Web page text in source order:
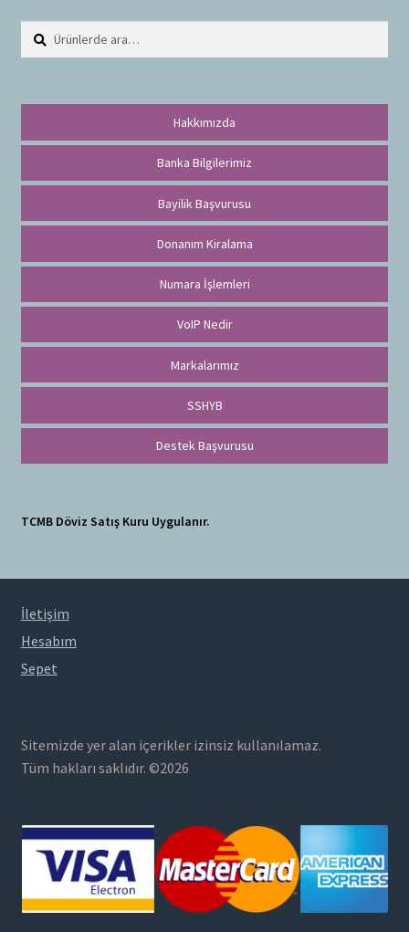
Ara:
Hakkımızda
Banka Bilgilerimiz
Bayilik Başvurusu
Donanım Kiralama
Numara İşlemleri
VoIP Nedir
Markalarımız
SSHYB
Destek Başvurusu
TCMB Döviz Satış Kuru Uygulanır.
İletişim
Hesabım
Sepet
Sitemizde yer alan içerikler izinsiz kullanılamaz.
Tüm hakları saklıdır. ©2026